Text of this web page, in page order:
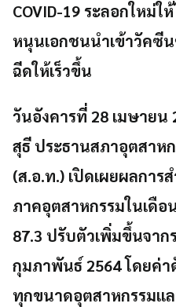
COVID-19 ระลอกใหม่ใ
หนุนเอกชนนำเข้าวัคซีน
ฉีดให้เร็วขึ้น
วันอังคารที่ 28 เมษาย
สุธี ประธานสภาอุตสาห
(ส.อ.ท.) เปิดเผยผลกา
ภาคอุตสาหกรรมในเดื
87.3 ปรับตัวเพิ่มขึ้นจาก
กุมภาพันธ์ 2564 โดยค่
ทุกขนาดอุตสาหกรรมแ